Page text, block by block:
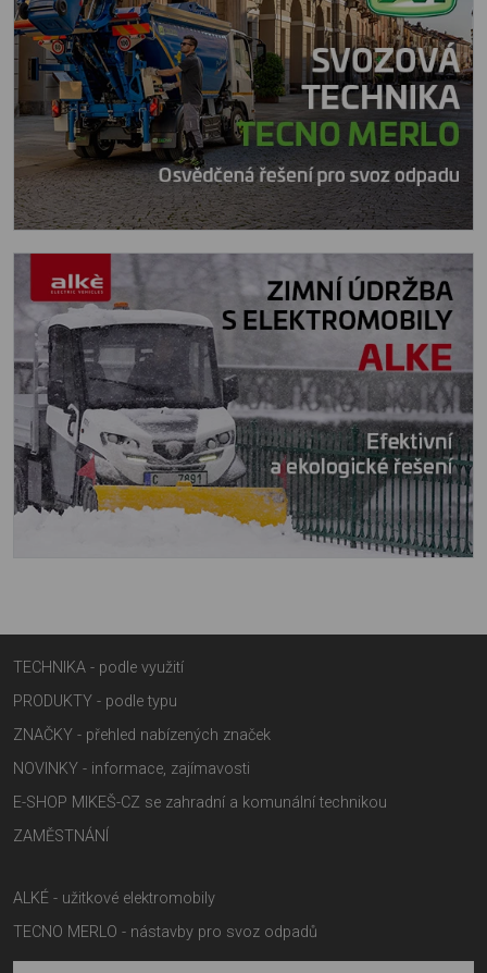
TECHNIKA - podle využití
PRODUKTY - podle typu
ZNAČKY - přehled nabízených značek
NOVINKY - informace, zajímavosti
E-SHOP MIKEŠ-CZ se zahradní a komunální technikou
ZAMĚSTNÁNÍ
ALKÉ - užitkové elektromobily
TECNO MERLO - nástavby pro svoz odpadů